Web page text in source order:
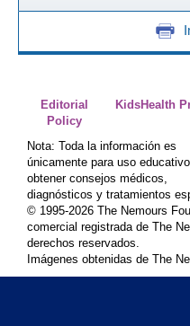
Editorial
Policy
KidsHealth
Nota: Toda la información es
únicamente para uso
obtener consejos médicos,
diagnósticos y tratamientos
© 1995-2026 The Nemours
comercial registrada de The
derechos reservados.
Imágenes obtenidas de The